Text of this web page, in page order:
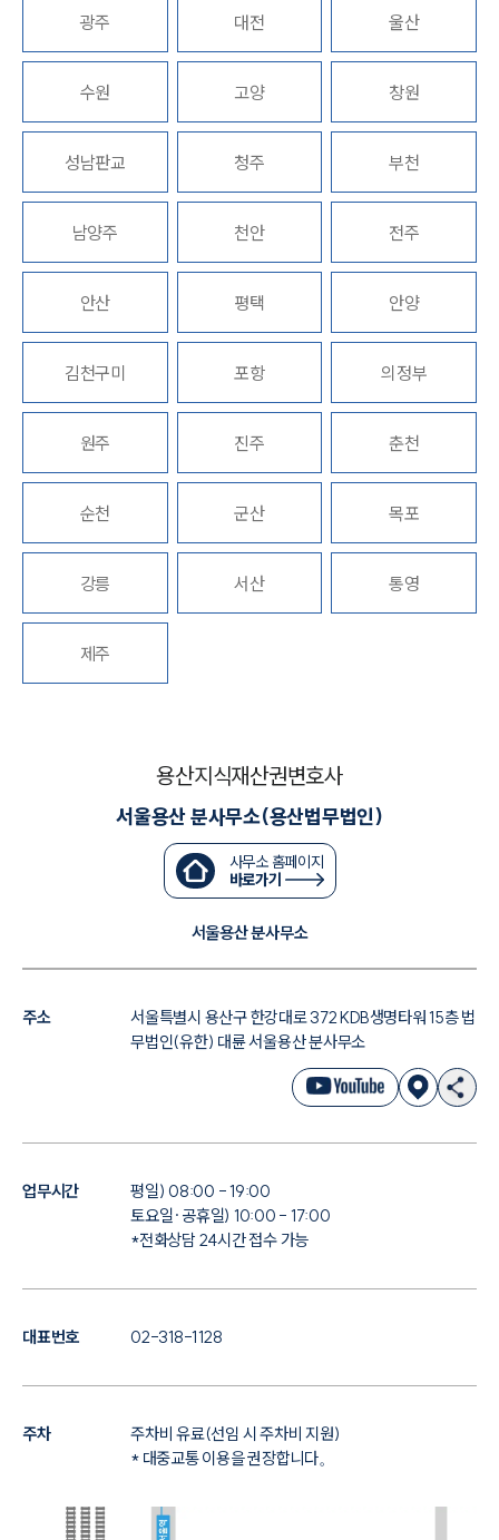
업무분야
지식재산권그룹 업무
전체
구성원 소개
지식재산권전문변호사
소식/자료
언론보도
공지사항
법률 블로그
법률서식
뉴스레터/브로슈어
세미나
대륜법률상담예약
대륜법률상담예약
광주 대전 울산
수원 고양 창원
성남판교 청주 부천
남양주 천안 전주
안산 평택 안양
김천구미 포항 의정부
원주 진주 춘천
순천 군산 목포
강릉 서산 통영
제주
용산지식재산권변호사
서울용산 분사무소(용산법무법인)
사무소 홈페이지
바로가기
서울용산 분사무소
주소
서울특별시 용산구 한강대로 372 KDB생명타워 15층 법
무법인(유한) 대륜 서울용산 분사무소
업무시간
평일) 08:00 - 19:00
토요일·공휴일) 10:00 - 17:00
*전화상담 24시간 접수 가능
대표번호 02-318-1128
주차
주차비 유료(선임 시 주차비 지원)
* 대중교통 이용을 권장합니다。